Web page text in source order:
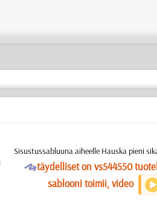
Sisustussabluuna aiheelle Hauska pieni
Otäydelliset on vs544550
sablooni toimii, video